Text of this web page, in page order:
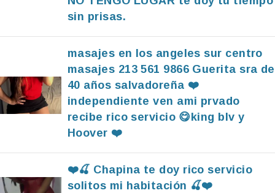
sin prisas.
masajes en los angeles sur centro
masajes 213 561 9866 Guerita sra de
40 años salvadoreña ❤️
independiente ven ami prvado
recibe rico servicio 😋king blv y
Hoover ❤️
❤️🍒 Chapina te doy rico servicio
solitos mi habitación 🍒❤️